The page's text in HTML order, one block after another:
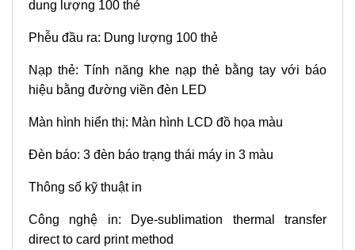
dung lượng 100 thẻ
Phễu đầu ra: Dung lượng 100 thẻ
Nạp thẻ: Tính năng khe nạp thẻ bằng tay với báo
hiệu bằng đường viền đèn LED
Màn hình hiển thị: Màn hình LCD đồ họa màu
Đèn báo: 3 đèn báo trạng thái máy in 3 màu
Thông số kỹ thuật in
Công nghệ in: Dye-sublimation thermal transfer
direct to card print method